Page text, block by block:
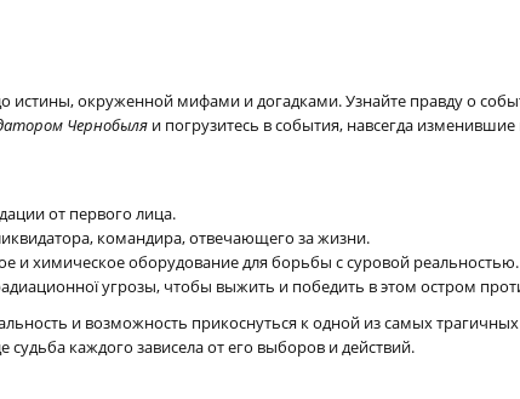
истины, окруженной мифами и догадками. Узнайте правду о
Чернобыля и погрузитесь в события, навсегда
от первого лица.
командира, отвечающего за жизни.
и химическое оборудование для борьбы с суровой реальностью.
угрозы, чтобы выжить и победить в этом остром
и возможность прикоснуться к одной из самых
каждого зависела от его выборов и действий.